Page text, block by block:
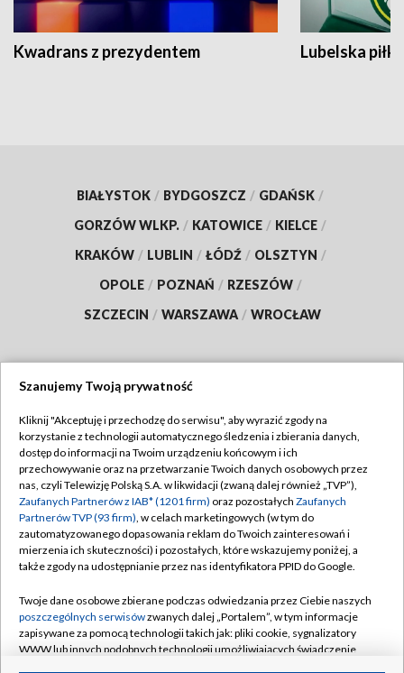
Kwadrans z prezydentem Lubelska piłka
BIAŁYSTOK / BYDGOSZCZ / GDAŃSK /
GORZÓW WLKP. / KATOWICE / KIELCE /
KRAKÓW / LUBLIN / ŁÓDŹ / OLSZTYN /
OPOLE / POZNAŃ / RZESZÓW /
SZCZECIN / WARSZAWA / WROCŁAW
TVP
Abonament TVP
Emisja w TVP
Centrum informacji TVP
Naziemna Telewizja Cyfrowa
Rada Programowa
System NOS
Regulamin TVP
Polityka prywatności
Moje zgody
Pomoc
Kontakt
Szanujemy Twoją prywatność
Kliknij "Akceptuję i przechodzę do serwisu", aby wyrazić zgody na
korzystanie z technologii automatycznego śledzenia i zbierania danych,
dostęp do informacji na Twoim urządzeniu końcowym i ich
przechowywanie oraz na przetwarzanie Twoich danych osobowych przez
nas, czyli Telewizję Polską S.A. w likwidacji (zwaną dalej również „TVP”),
Zaufanych Partnerów z IAB* (1201 firm) oraz pozostałych Zaufanych
Partnerów TVP (93 firm), w celach marketingowych (w tym do
zautomatyzowanego dopasowania reklam do Twoich zainteresowań i
mierzenia ich skuteczności) i pozostałych, które wskazujemy poniżej, a
także zgody na udostępnianie przez nas identyfikatora PPID do Google.
Twoje dane osobowe zbierane podczas odwiedzania przez Ciebie naszych
poszczególnych serwisówzwanych dalej „Portalem”, w tym informacje
zapisywane za pomocą technologii takich jak: pliki cookie, sygnalizatory
WWW lub innych podobnych technologii umożliwiających świadczenie